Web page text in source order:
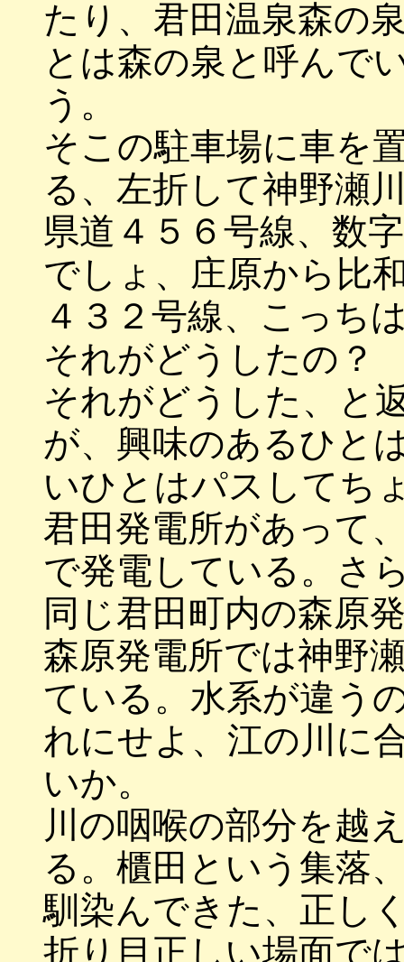
たり、君田温泉森の
とは森の泉と呼んで
う。
そこの駐車場に車を
る、左折して神野瀬
県道４５６号線、数
でしょ、庄原から比
４３２号線、こっち
それがどうしたの？
それがどうした、と
が、興味のあるひと
いひとはパスしてち
君田発電所があって
で発電している。さ
同じ君田町内の森原
森原発電所では神野
ている。水系が違う
れにせよ、江の川に
いか。
川の咽喉の部分を越
る。櫃田という集落
馴染んできた、正し
折り目正しい場面で